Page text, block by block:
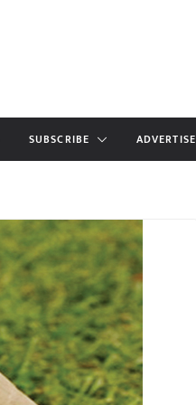
SUBSCRIBE ADVERTISE